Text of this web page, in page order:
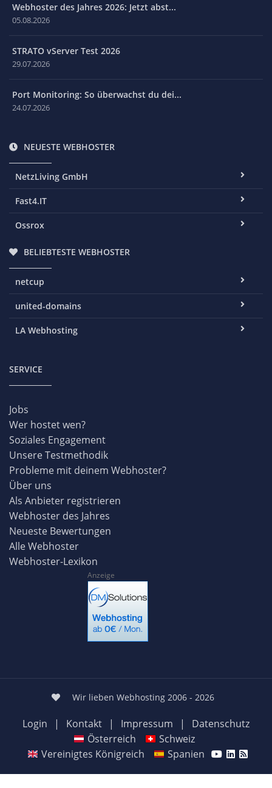
Webhoster des Jahres 2026: Jetzt abst...
05.08.2026
STRATO vServer Test 2026
29.07.2026
Port Monitoring: So überwachst du dei...
24.07.2026
NEUESTE WEBHOSTER
NetzLiving GmbH
Fast4.IT
Ossrox
BELIEBTESTE WEBHOSTER
netcup
united-domains
LA Webhosting
SERVICE
Jobs
Wer hostet wen?
Soziales Engagement
Unsere Testmethodik
Probleme mit deinem Webhoster?
Über uns
Als Anbieter registrieren
Webhoster des Jahres
Neueste Bewertungen
Alle Webhoster
Webhoster-Lexikon
Anzeige
Wir lieben Webhosting 2006 - 2026
Login | Kontakt | Impressum |
Datenschutz
Österreich
Schweiz
Vereinigtes Königreich
Spanien